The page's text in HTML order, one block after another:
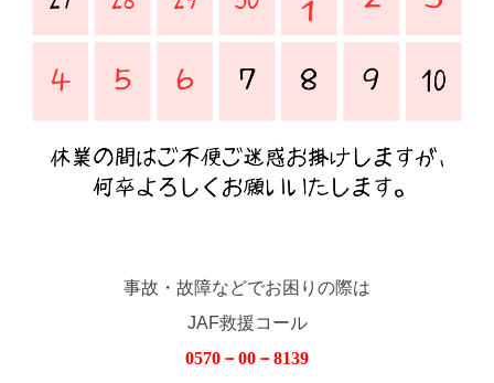
事故・故障などでお困りの際は
JAF救援コール
0570－00－8139